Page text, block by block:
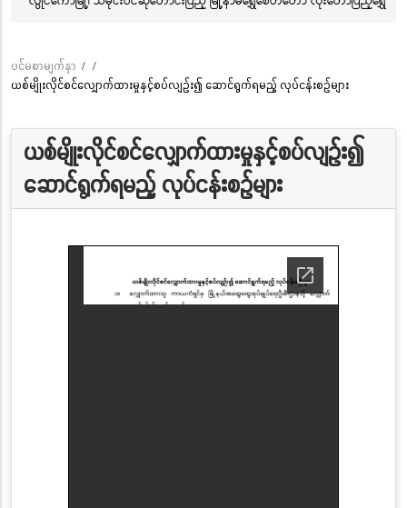
ဘုံကထိန် အလှူတော်မင်္ဂလာအခမ်းအနား ကျင်းပ
Breadcrumb
ပင်မစာမျက်နှာ / /
ယစ်မျိုးလိုင်စင်လျှောက်ထားမှုနှင့်စပ်လျဉ်း၍ ဆောင်ရွက်ရမည့် လုပ်ငန်းစဉ်များ
ယစ်မျိုးလိုင်စင်လျှောက်ထားမှုနှင့်စပ်လျဉ်း၍
ဆောင်ရွက်ရမည့် လုပ်ငန်းစဉ်များ